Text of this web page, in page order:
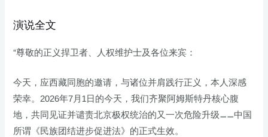
演说全文
“尊敬的正义捍卫者、人权维护士及各位来宾：
今天，应西藏同胞的邀请，与诸位并肩践行正义，本人深感
荣幸。2026年7月1日的今天，我们齐聚阿姆斯特丹核心腹
地，共同见证并谴责北京极权统治的又一次危险升级——中国
所谓《民族团结进步促进法》的正式生效。